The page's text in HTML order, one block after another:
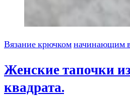
Вязание крючкомначинающим
Женские тапочки
квадрата.